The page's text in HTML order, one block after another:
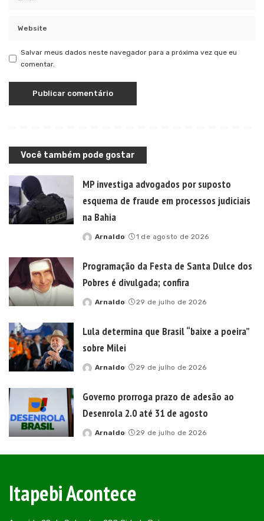
Salvar meus dados neste navegador para a próxima vez que eu
comentar.
Você também pode gostar
MP investiga advogados por suposto
esquema de fraude em processos judiciais
na Bahia
Posted
Arnaldo 1 de agosto de 2026
Programação da Festa de Santa Dulce dos
Pobres é divulgada; confira
Posted
Arnaldo 29 de julho de 2026
Lula determina que Brasil “baixe a poeira”
sobre Milei
Posted
Arnaldo 29 de julho de 2026
Governo prorroga prazo de adesão ao
Desenrola 2.0 até 31 de agosto
Posted
Arnaldo 29 de julho de 2026
Itapebi Acontece